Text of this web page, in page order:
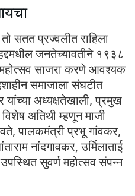
तो सतत प्रज्वलीत राहिला
जनतेच्यावतीने १९३८
महोत्सव साजरा करणे आवश्यक
समाजाला संघटीत
अध्यक्षतेखाली, प्रमुख
अतिथी म्हणून माजी
पालकमंत्री प्रभू गांवकर,
नांदगावकर, उर्मिलाताई
सुवर्ण महोत्सव संपन्न